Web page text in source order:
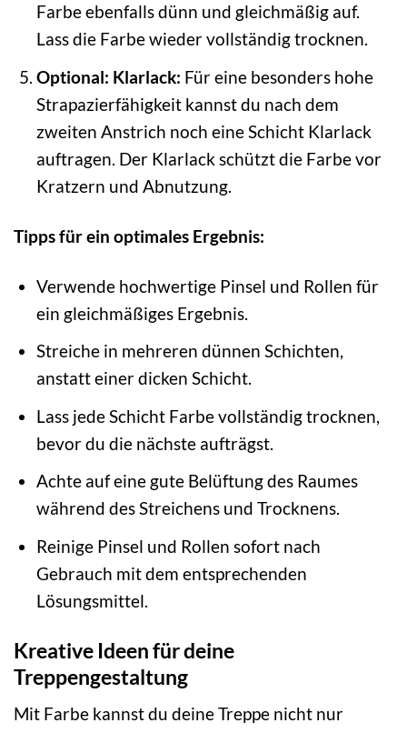
Farbe ebenfalls dünn und gleichmäßig auf.
Lass die Farbe wieder vollständig trocknen.
Optional: Klarlack: Für eine besonders hohe
Strapazierfähigkeit kannst du nach dem
zweiten Anstrich noch eine Schicht Klarlack
auftragen. Der Klarlack schützt die Farbe vor
Kratzern und Abnutzung.
Tipps für ein optimales Ergebnis:
Verwende hochwertige Pinsel und Rollen für
ein gleichmäßiges Ergebnis.
Streiche in mehreren dünnen Schichten,
anstatt einer dicken Schicht.
Lass jede Schicht Farbe vollständig trocknen,
bevor du die nächste aufträgst.
Achte auf eine gute Belüftung des Raumes
während des Streichens und Trocknens.
Reinige Pinsel und Rollen sofort nach
Gebrauch mit dem entsprechenden
Lösungsmittel.
Kreative Ideen für deine
Treppengestaltung
Mit Farbe kannst du deine Treppe nicht nur